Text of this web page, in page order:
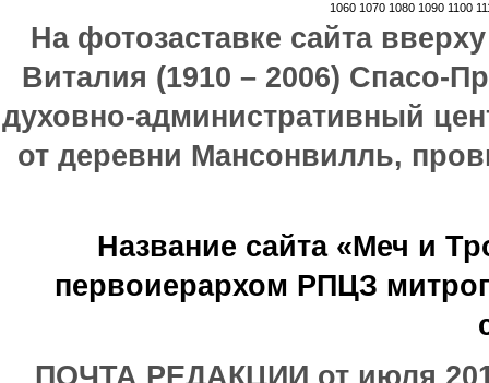
1060 1070 1080 1090 1100
На фотозаставке сайта
Виталия (1910 – 2006) Спасо-
духовно-административный
от деревни Мансонвилль,
Название сайта «Меч и
первоиерархом РПЦЗ
ПОЧТА РЕДАКЦИИ от июля